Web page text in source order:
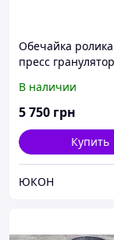
Обечайка
пресс
В наличии
5 750 грн
Купить
ЮКОН